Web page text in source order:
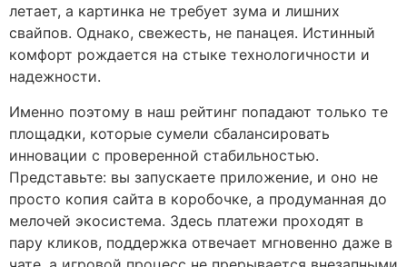
летает, а картинка не требует зума и лишних
свайпов. Однако, свежесть, не панацея. Истинный
комфорт рождается на стыке технологичности и
надежности.
Именно поэтому в наш рейтинг попадают только те
площадки, которые сумели сбалансировать
инновации с проверенной стабильностью.
Представьте: вы запускаете приложение, и оно не
просто копия сайта в коробочке, а продуманная до
мелочей экосистема. Здесь платежи проходят в
пару кликов, поддержка отвечает мгновенно даже в